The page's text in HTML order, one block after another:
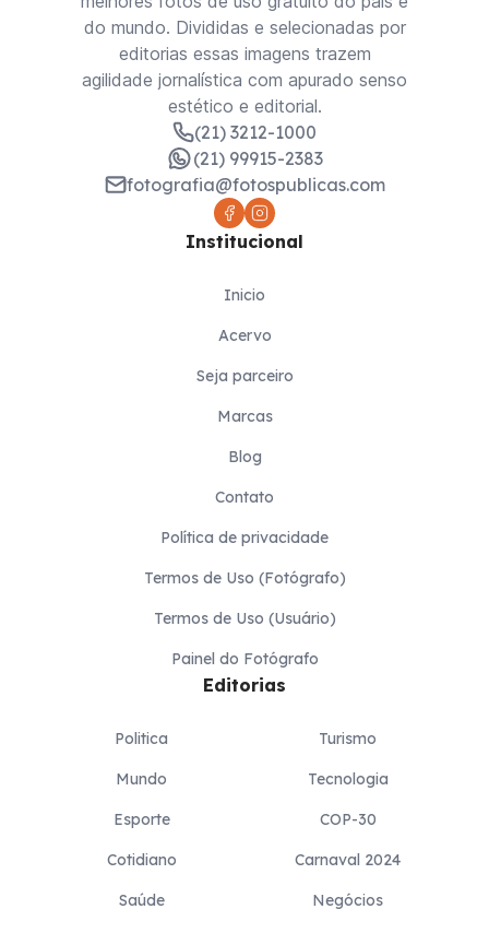
do mundo. Divididas e selecionadas por
editorias essas imagens trazem
agilidade jornalística com apurado senso
estético e editorial.
(21) 3212-1000
(21) 99915-2383
fotografia@fotospublicas.com
Institucional
Inicio
Acervo
Seja parceiro
Marcas
Blog
Contato
Política de privacidade
Termos de Uso (Fotógrafo)
Termos de Uso (Usuário)
Painel do Fotógrafo
Editorias
Politica
Mundo
Esporte
Cotidiano
Saúde
Turismo
Tecnologia
COP-30
Carnaval 2024
Negócios